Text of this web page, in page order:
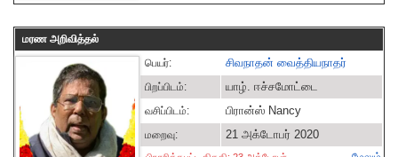
மரண அறிவித்தல்
பெயர்:
சிவநாதன் வைத்தியநாதர்
பிறப்பிடம்: யாழ். ஈச்சமோட்டை
வசிப்பிடம்: பிரான்ஸ் Nancy
மறைவு: 21 அக்டோபர் 2020